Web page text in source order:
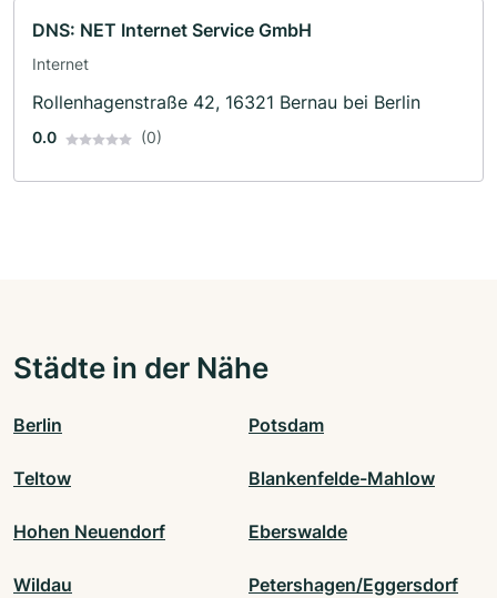
DNS: NET Internet Service GmbH
Internet
Rollenhagenstraße 42, 16321 Bernau bei Berlin
0.0 (0)
Städte in der Nähe
Berlin Potsdam
Teltow Blankenfelde-Mahlow
Hohen Neuendorf Eberswalde
Wildau Petershagen/Eggersdorf